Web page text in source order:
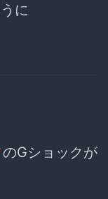
に
のGショックが